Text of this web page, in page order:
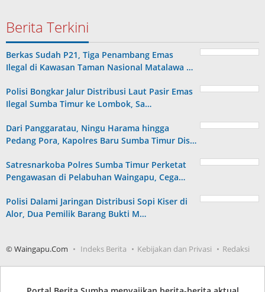
Berita Terkini
Berkas Sudah P21, Tiga Penambang Emas
Ilegal di Kawasan Taman Nasional Matalawa …
Polisi Bongkar Jalur Distribusi Laut Pasir Emas
Ilegal Sumba Timur ke Lombok, Sa…
Dari Panggaratau, Ningu Harama hingga
Pedang Pora, Kapolres Baru Sumba Timur Dis…
Satresnarkoba Polres Sumba Timur Perketat
Pengawasan di Pelabuhan Waingapu, Cega…
Polisi Dalami Jaringan Distribusi Sopi Kiser di
Alor, Dua Pemilik Barang Bukti M…
© Waingapu.Com Indeks Berita Kebijakan dan Privasi Redaksi